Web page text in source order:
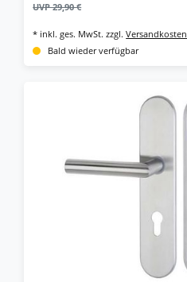
UVP 29,90 €
* inkl. ges. MwSt. zzgl.Versandkosten
Bald wieder verfügbar